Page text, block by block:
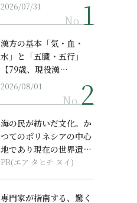
2026/07/31
No.
漢方の基本「気・血・
水」と「五臓・五行」
【79歳、現役漢…
2026/08/01
No.
海の民が紡いだ文化。か
つてのポリネシアの中心
地であり現在の世界遺産
からみえてくる...
PR(エア タヒチ ヌイ)
専門家が指南する、驚く